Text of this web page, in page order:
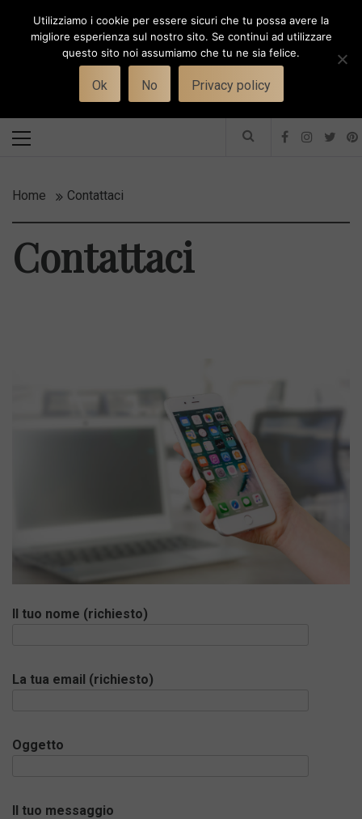
Toggle
WORK-WIFE
Il magazine per le donne che lavorano
Menu
Home Contattaci
Contattaci
Il tuo nome (richiesto)
La tua email (richiesto)
Oggetto
Il tuo messaggio
Utilizziamo i cookie per essere sicuri che tu possa avere la
migliore esperienza sul nostro sito. Se continui ad utilizzare
questo sito noi assumiamo che tu ne sia felice.
Ok No Privacy policy